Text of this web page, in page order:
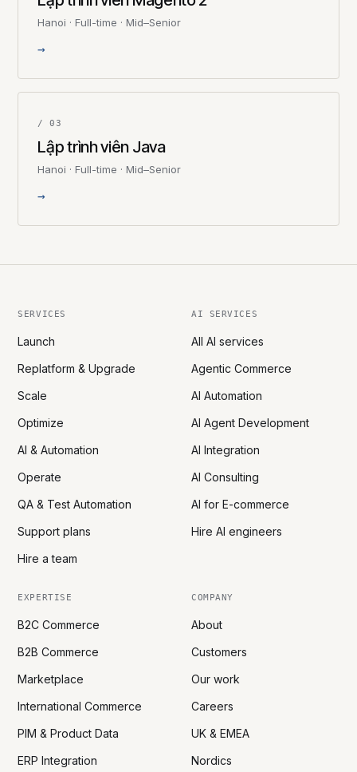
Hanoi · Full-time · Mid–Senior
→
/ 03
Lập trình viên Java
Hanoi · Full-time · Mid–Senior
→
SERVICES
Launch
Replatform & Upgrade
Scale
Optimize
AI & Automation
Operate
QA & Test Automation
Support plans
Hire a team
AI SERVICES
All AI services
Agentic Commerce
AI Automation
AI Agent Development
AI Integration
AI Consulting
AI for E-commerce
Hire AI engineers
EXPERTISE
B2C Commerce
B2B Commerce
Marketplace
International Commerce
PIM & Product Data
ERP Integration
COMPANY
About
Customers
Our work
Careers
UK & EMEA
Nordics